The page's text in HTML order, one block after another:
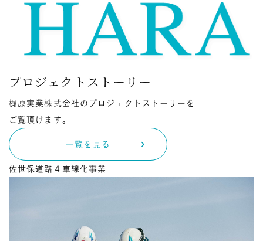
プロジェクトストーリー
梶原実業株式会社のプロジェクトストーリーを
ご覧頂けます。
一覧を見る
佐世保道路４車線化事業